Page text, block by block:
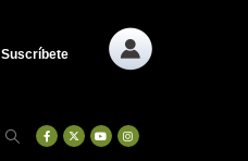
Suscríbete